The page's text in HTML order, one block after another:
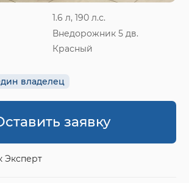
1.6 л, 190 л.с.
Внедорожник 5 дв.
Красный
владелец
заявку
Эксперт